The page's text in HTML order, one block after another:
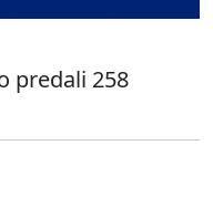
predali 258